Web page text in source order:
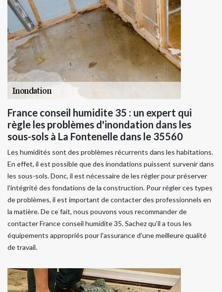
France conseil humidite 35 : un expert qui
règle les problèmes d'inondation dans les
sous-sols à La Fontenelle dans le 35560
Les humidités sont des problèmes récurrents dans les habitations.
En effet, il est possible que des inondations puissent survenir dans
les sous-sols. Donc, il est nécessaire de les régler pour préserver
l'intégrité des fondations de la construction. Pour régler ces types
de problèmes, il est important de contacter des professionnels en
la matière. De ce fait, nous pouvons vous recommander de
contacter France conseil humidite 35. Sachez qu'il a tous les
équipements appropriés pour l'assurance d'une meilleure qualité
de travail.